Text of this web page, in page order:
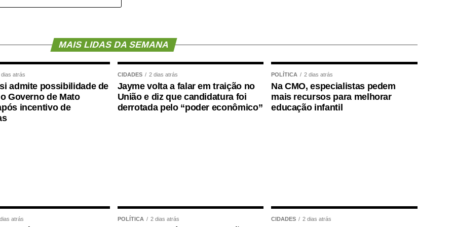
de vagas e formação de cadastro de
contemplando funções como técnico
e contador.
a confiança depositada no Instituto
foi conduzido.
ao deputado porque, de fato, fizemos um
transparência e igualdade de oportunidades
MAIS LIDAS DA SEMANA
dias atrás
admite possibilidade de
Governo de Mato
incentivo de
CIDADES 2 dias atrás
Jayme volta a falar em traição no
União e diz que candidatura foi
derrotada pelo “poder econômico”
POLÍTICA 2 dias atrás
Na CMO, especialistas pedem
mais recursos para melhorar
educação infantil
atrás POLÍTICA 2 dias atrás CIDADES 2 dias atrás